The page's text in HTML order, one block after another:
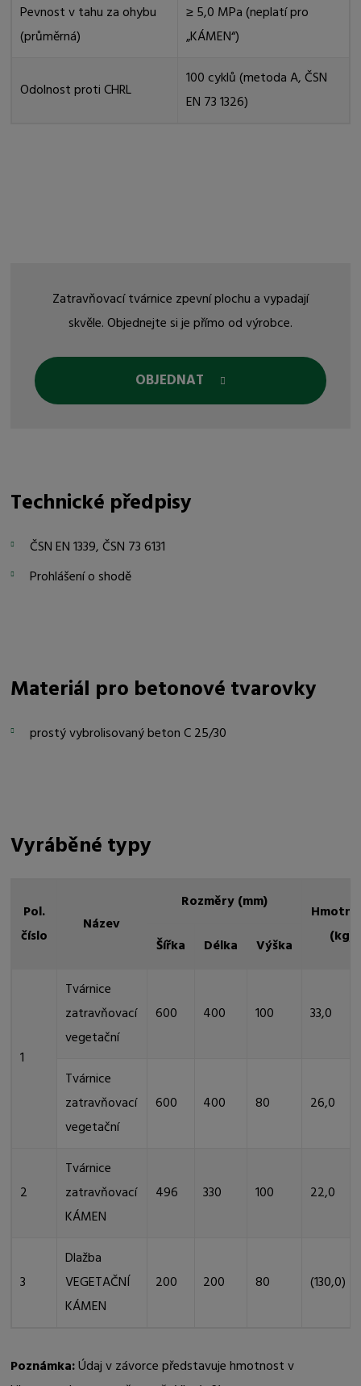
Pevnost v tahu za ohybu
(průměrná)
≥ 5,0 MPa (neplatí pro
„KÁMEN“)
Odolnost proti CHRL
100 cyklů (metoda A, ČSN
EN 73 1326)
Zatravňovací tvárnice zpevní plochu a vypadají
skvěle. Objednejte si je přímo od výrobce.
OBJEDNAT
Technické předpisy
ČSN EN 1339, ČSN 73 6131
Prohlášení o shodě
Materiál pro betonové tvarovky
prostý vybrolisovaný beton C 25/30
Vyráběné typy
Pol.
číslo
Název
Rozměry (mm)
(kg)
Šířka Délka Výška
1
Tvárnice
zatravňovací
vegetační
600 400 100 33,0
Tvárnice
zatravňovací
vegetační
600 400 80 26,0
2
Tvárnice
zatravňovací
KÁMEN
496 330 100 22,0
3
Dlažba
VEGETAČNÍ
KÁMEN
200 200 80 (130,0)
Poznámka:Údaj v závorce představuje hmotnost v